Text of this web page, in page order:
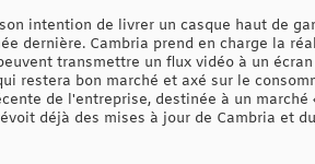
intention de livrer un casque haut de
dernière. Cambria prend en charge la
transmettre un flux vidéo à un
restera bon marché et axé sur le
de l'entreprise, destinée à un
déjà des mises à jour de Cambria et